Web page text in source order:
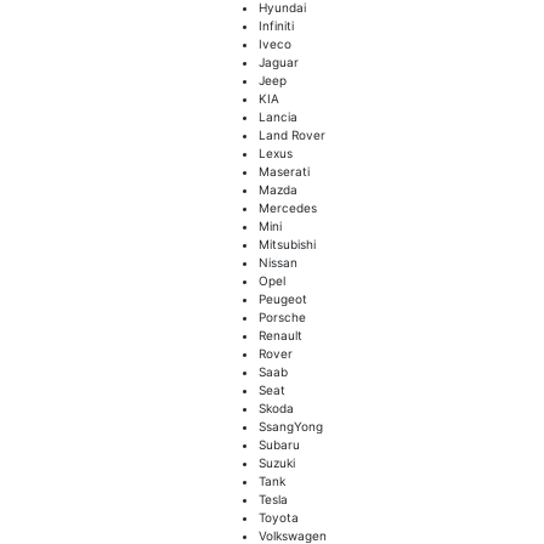
Hyundai
Infiniti
Iveco
Jaguar
Jeep
KIA
Lancia
Land Rover
Lexus
Maserati
Mazda
Mercedes
Mini
Mitsubishi
Nissan
Opel
Peugeot
Porsche
Renault
Rover
Saab
Seat
Skoda
SsangYong
Subaru
Suzuki
Tank
Tesla
Toyota
Volkswagen